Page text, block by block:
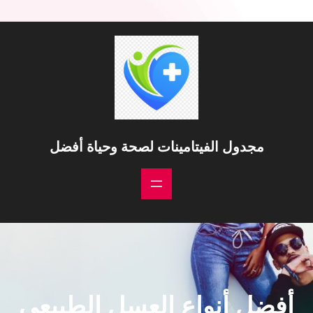
مجدول الفيتامينات لصحة وحياة أفضل
أفضل أنواع العسل الطبيعي